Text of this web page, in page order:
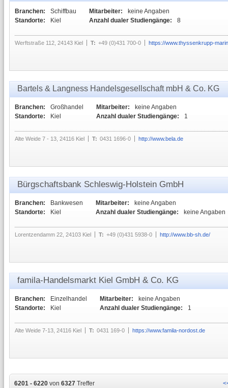
Branchen:
Schiffbau
Standorte:
Kiel
Mitarbeiter:
keine Angaben
Anzahl dualer Studiengänge:
8
Werftstraße 112, 24143 Kiel T: +49 (0)431 700-0 https://www.thyssenkrupp-
Bartels & Langness Handelsgesellschaft mbH & Co. KG
Branchen:
Großhandel
Standorte:
Kiel
Mitarbeiter:
keine Angaben
Anzahl dualer Studiengänge:
1
Alte Weide 7 - 13, 24116 Kiel T: 0431 1696-0 http://www.bela.de
Bürgschaftsbank Schleswig-Holstein GmbH
Branchen:
Bankwesen
Standorte:
Kiel
Mitarbeiter:
keine Angaben
Anzahl dualer Studiengänge:
keine Angaben
Lorentzendamm 22, 24103 Kiel T: +49 (0)431 5938-0 http://www.bb-sh.de/
famila-Handelsmarkt Kiel GmbH & Co. KG
Branchen:
Einzelhandel
Standorte:
Kiel
Mitarbeiter:
keine Angaben
Anzahl dualer Studiengänge:
1
Alte Weide 7-13, 24116 Kiel T: 0431 169-0 https://www.famila-nordost.de
6201 - 6220 von 6327 Treffer